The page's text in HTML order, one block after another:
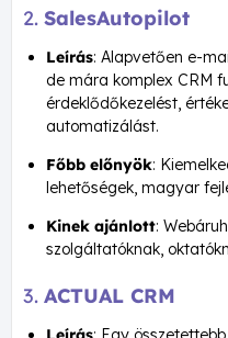
2. SalesAutopilot
Leírás: Alapvetően e-
de mára komplex CRM
érdeklődőkezelést,
automatizálást.
Főbb előnyök:
lehetőségek, magyar
Kinek ajánlott:
szolgáltatóknak,
3. ACTUAL CRM